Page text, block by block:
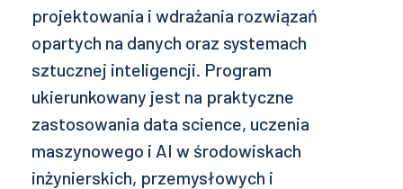
projektowania i wdrażania rozwiązań
opartych na danych oraz systemach
sztucznej inteligencji. Program
ukierunkowany jest na praktyczne
zastosowania data science, uczenia
maszynowego i AI w środowiskach
inżynierskich, przemysłowych i